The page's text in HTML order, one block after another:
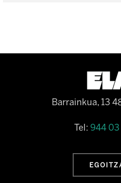
Barrainkua, 13
Tel: 944 03